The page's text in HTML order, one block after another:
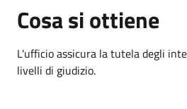
Cosa si ottiene
L'ufficio assicura la tutela degli
livelli di giudizio.